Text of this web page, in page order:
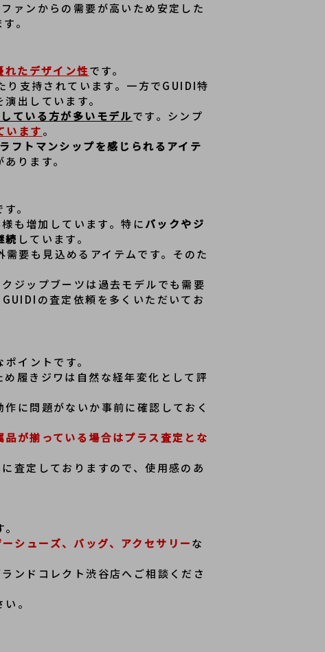
ァンからの需要が高いため安定した
。
れたデザイン性です。
支持されています。一方でGUIDI特
出しています。
ている方が多いモデルです。シンプ
います。
フトマンシップを感じられるアイテ
ります。
す。
も増加しています。特にバックやジ
続 しています。
要も見込めるアイテムです。そのた
ジップブーツは過去モデルでも需要
の査定依頼を多くいただいてお
イントです。
履きジワは自然な経年変化として評
に問題がないか事前に確認しておく
が揃っている場合はプラス査定とな
査定しておりますので、使用感のあ
シューズ、バッグ、アクセサリーな
ンドコレクト渋谷店へご相談くださ
。